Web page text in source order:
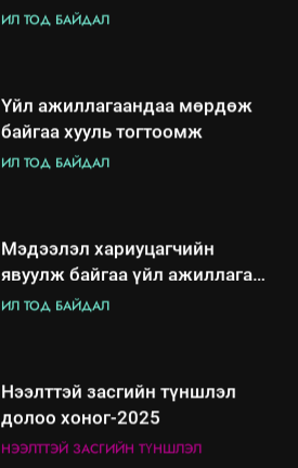
ИЛ ТОД БАЙДАЛ
Үйл ажиллагаандаа мөрдөж
байгаа хууль тогтоомж
ИЛ ТОД БАЙДАЛ
Мэдээлэл хариуцагчийн
явуулж байгаа үйл ажиллагаа,
үйлдвэрлэл, үйлчилгээ,
үзүүлэх буюу үзүүлж байгаа
нөлөөллийн талаарх
мэдээлэл
ИЛ ТОД БАЙДАЛ
Нээлттэй засгийн түншлэл
долоо хоног-2025
НЭЭЛТТЭЙ ЗАСГИЙН ТҮНШЛЭЛ